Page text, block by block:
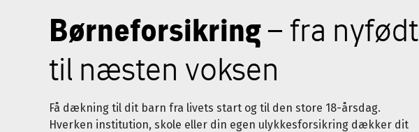
Børneforsikring– fra nyfødt
til næsten voksen
Få dækning til dit barn fra livets start og til den store 18-årsdag.
Hverken institution, skole eller din egen ulykkesforsikring dækker dit